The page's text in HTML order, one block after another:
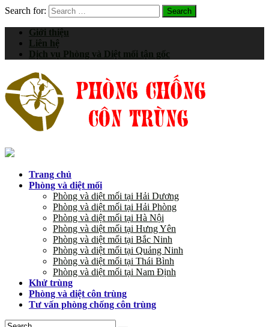
Search for:
Giới thiệu
Liên hệ
Dịch vụ Phòng và Diệt mối tận gốc
Trang chủ
Phòng và diệt mối
Phòng và diệt mối tại Hải Dương
Phòng và diệt mối tại Hải Phòng
Phòng và diệt mối tại Hà Nội
Phòng và diệt mối tại Hưng Yên
Phòng và diệt mối tại Bắc Ninh
Phòng và diệt mối tại Quảng Ninh
Phòng và diệt mối tại Thái Bình
Phòng và diệt mối tại Nam Định
Khử trùng
Phòng và diệt côn trùng
Tư vấn phòng chống côn trùng